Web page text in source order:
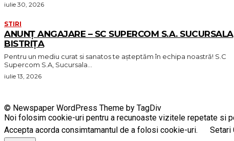
iulie 30, 2026
STIRI
ANUNȚ ANGAJARE – SC SUPERCOM S.A. SUCURSALA
BISTRIȚA
Pentru un mediu curat si sanatos te așteptăm în echipa noastră! S.C
Supercom S.A, Sucursala...
iulie 13, 2026
© Newspaper WordPress Theme by TagDiv
Noi folosim cookie-uri pentru a recunoaste vizitele repetate si
Accepta acorda consimtamantul de a folosi cookie-uri.
Setari